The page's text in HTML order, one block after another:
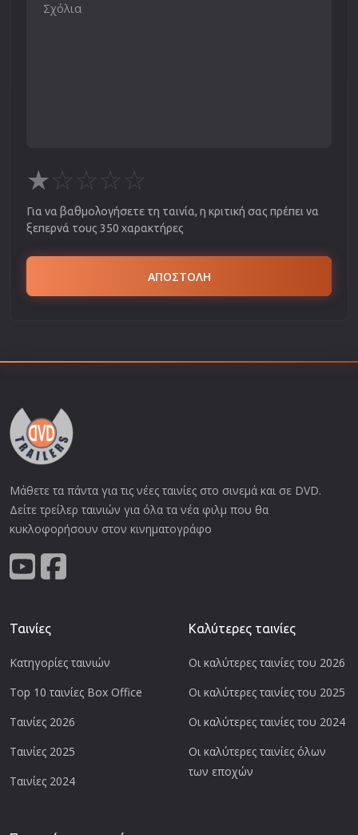
★☆☆☆☆
Για να βαθμολογήσετε τη ταινία, η κριτική σας πρέπει να
ξεπερνά τους 350 χαρακτήρες
ΑΠΟΣΤΟΛΗ
Μάθετε τα πάντα για τις νέες ταινίες στο σινεμά και σε DVD.
Δείτε τρείλερ ταινιών για όλα τα νέα φιλμ που θα
κυκλοφορήσουν στον κινηματογράφο
Ταινίες
Κατηγορίες ταινιών
Top 10 ταινίες Box Office
Ταινίες 2026
Ταινίες 2025
Ταινίες 2024
Καλύτερες ταινίες
Οι καλύτερες ταινίες του 2026
Οι καλύτερες ταινίες του 2025
Οι καλύτερες ταινίες του 2024
Οι καλύτερες ταινίες όλων
των εποχών